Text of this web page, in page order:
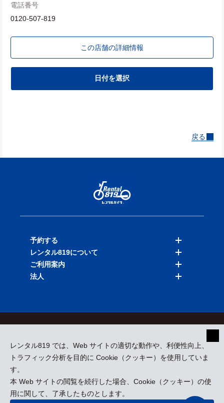
電話番号
0120-507-819
この店舗の詳細情報
日付を選択
戻る
レンタル819 では、Web サイトの適切な動作や、利便性向上、
トラフィック分析を目的に Cookie（クッキー）を使用していま
す。
本 Web サイトの閲覧を続行した場合、Cookie（クッキー）の使
用に関して、了承したものとします。
予約する
バイクを探す
店舗を探す
レンタル819について
料金表
ご利用案内
法人
採用情報
プレスリリース
kizuki Rental Service © All Rights Reserved.